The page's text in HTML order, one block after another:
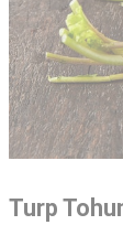
Turp